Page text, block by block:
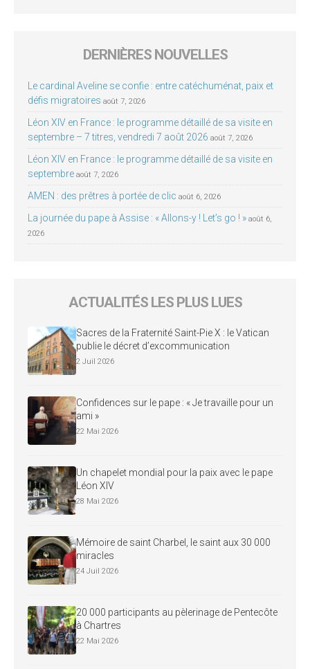
DERNIÈRES NOUVELLES
Le cardinal Aveline se confie : entre catéchuménat, paix et
défis migratoires août 7, 2026
Léon XIV en France : le programme détaillé de sa visite en
septembre – 7 titres, vendredi 7 août 2026 août 7, 2026
Léon XIV en France : le programme détaillé de sa visite en
septembre août 7, 2026
AMEN : des prêtres à portée de clic août 6, 2026
La journée du pape à Assise : « Allons-y ! Let’s go ! » août 6,
2026
ACTUALITÉS LES PLUS LUES
Sacres de la Fraternité Saint-Pie X : le Vatican
publie le décret d’excommunication
2 Juil 2026
Confidences sur le pape : « Je travaille pour un
ami »
22 Mai 2026
Un chapelet mondial pour la paix avec le pape
Léon XIV
28 Mai 2026
Mémoire de saint Charbel, le saint aux 30 000
miracles
24 Juil 2026
20 000 participants au pèlerinage de Pentecôte
à Chartres
22 Mai 2026